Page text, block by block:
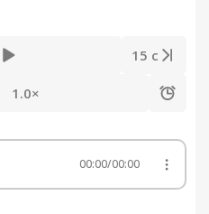
15 с
1.0×
00:00/00:00